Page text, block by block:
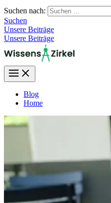
Suchen nach:
Suchen
Unsere Beiträge
Unsere Beiträge
Blog
Home